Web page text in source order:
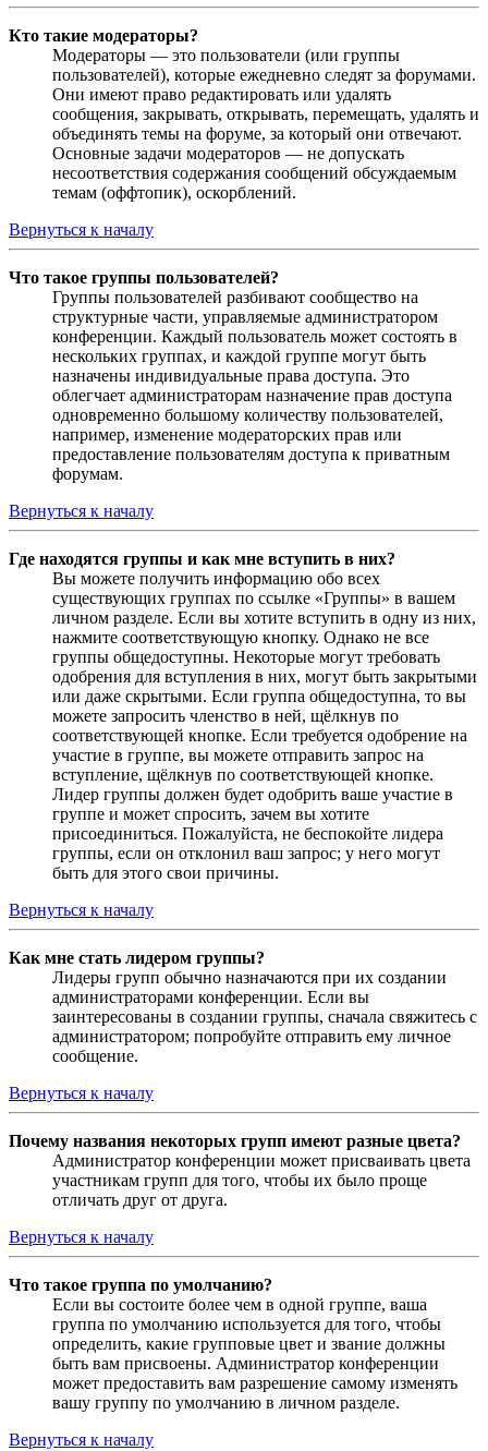
Кто такие модераторы?
Модераторы — это пользователи (или группы
пользователей), которые ежедневно следят за форумами.
Они имеют право редактировать или удалять
сообщения, закрывать, открывать, перемещать, удалять и
объединять темы на форуме, за который они отвечают.
Основные задачи модераторов — не допускать
несоответствия содержания сообщений обсуждаемым
темам (оффтопик), оскорблений.
Вернуться к началу
Что такое группы пользователей?
Группы пользователей разбивают сообщество на
структурные части, управляемые администратором
конференции. Каждый пользователь может состоять в
нескольких группах, и каждой группе могут быть
назначены индивидуальные права доступа. Это
облегчает администраторам назначение прав доступа
одновременно большому количеству пользователей,
например, изменение модераторских прав или
предоставление пользователям доступа к приватным
форумам.
Вернуться к началу
Где находятся группы и как мне вступить в них?
Вы можете получить информацию обо всех
существующих группах по ссылке «Группы» в вашем
личном разделе. Если вы хотите вступить в одну из них,
нажмите соответствующую кнопку. Однако не все
группы общедоступны. Некоторые могут требовать
одобрения для вступления в них, могут быть закрытыми
или даже скрытыми. Если группа общедоступна, то вы
можете запросить членство в ней, щёлкнув по
соответствующей кнопке. Если требуется одобрение на
участие в группе, вы можете отправить запрос на
вступление, щёлкнув по соответствующей кнопке.
Лидер группы должен будет одобрить ваше участие в
группе и может спросить, зачем вы хотите
присоединиться. Пожалуйста, не беспокойте лидера
группы, если он отклонил ваш запрос; у него могут
быть для этого свои причины.
Вернуться к началу
Как мне стать лидером группы?
Лидеры групп обычно назначаются при их создании
администраторами конференции. Если вы
заинтересованы в создании группы, сначала свяжитесь с
администратором; попробуйте отправить ему личное
сообщение.
Вернуться к началу
Почему названия некоторых групп имеют разные цвета?
Администратор конференции может присваивать цвета
участникам групп для того, чтобы их было проще
отличать друг от друга.
Вернуться к началу
Что такое группа по умолчанию?
Если вы состоите более чем в одной группе, ваша
группа по умолчанию используется для того, чтобы
определить, какие групповые цвет и звание должны
быть вам присвоены. Администратор конференции
может предоставить вам разрешение самому изменять
вашу группу по умолчанию в личном разделе.
Вернуться к началу